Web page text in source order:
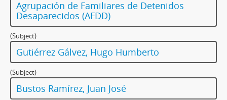
Agrupación de Familiares de Detenidos
Desaparecidos (AFDD)
(Subject)
Gutiérrez Gálvez, Hugo Humberto
(Subject)
Bustos Ramírez, Juan José